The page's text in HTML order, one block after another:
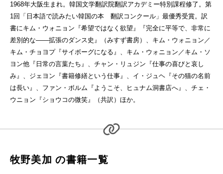
1968年大阪生まれ。韓国文学翻訳院翻訳アカデミー特別課程修了。第
1回「日本語で読みたい韓国の本 翻訳コンクール」最優秀受賞。訳
書にキム・ウォニョン『希望ではなく欲望』『完全に平等で、非常に
差別的な――拡張のダンス史』（みすず書房）、キム・ウォニョン／
キム・チョヨプ『サイボーグになる』、キム・ウォニョン／キム・ソ
ヨン他『日常の言葉たち』、チャン・リュジン『仕事の喜びと哀し
み』、ジェヨン『書籍修繕という仕事』、イ・ジュヘ『その猫の名前
は長い』、ファン・ボルム『ようこそ、ヒュナム洞書店へ』、チェ・
ウニョン『ショウコの微笑』（共訳）ほか。
牧野美加 の書籍一覧